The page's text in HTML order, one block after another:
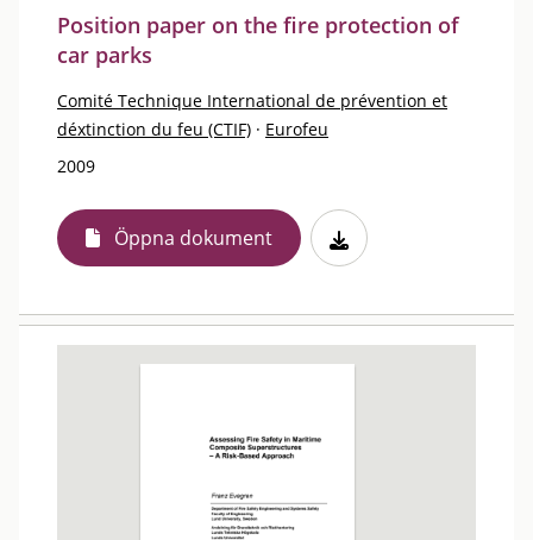
Position paper on the fire protection of
car parks
Comité Technique International de prévention et
déxtinction du feu (CTIF) · Eurofeu
2009
Öppna dokument